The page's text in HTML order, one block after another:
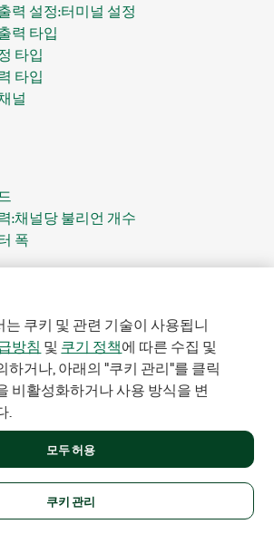
력 설정:터미널 설정
력 타입
타입
타입
널
:채널당 불리언 개수
폭
이름
개수
할당 크기
기
샘플 읽기
지:오버플로우
쿠키 및 관련 기술이 사용됩니
방침 및 쿠기 정책에 따른 수집 및
하거나, 아래의 "쿠키 관리"를 클릭
비활성화하거나 사용 방식을 변
.
쿠키 관리
모두 허용